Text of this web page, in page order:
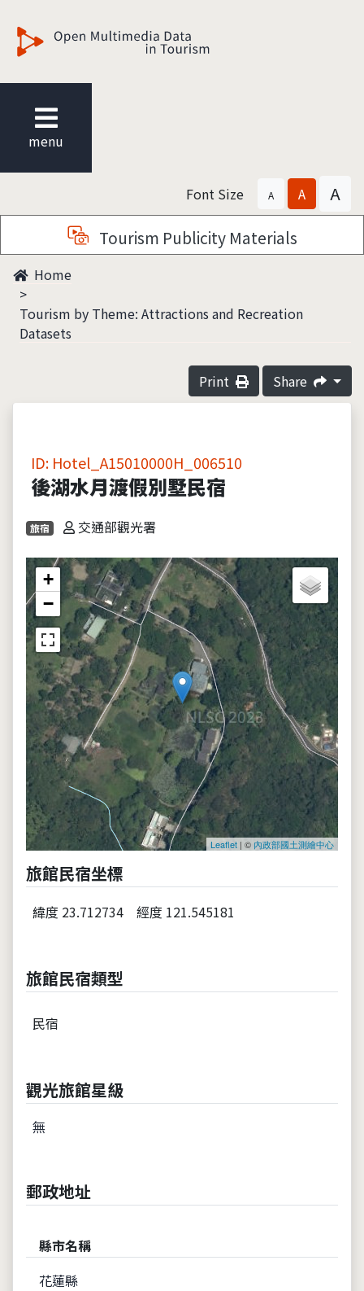
menu
Font Size A A A
Tourism Publicity Materials
Home
Tourism by Theme: Attractions and Recreation
Datasets
Print Share
ID: Hotel_A15010000H_006510
後湖水月渡假別墅民宿
旅宿 交通部觀光署
+
−
Leaflet | © 內政部國土測繪中心
旅館民宿坐標
緯度 23.712734 經度 121.545181
旅館民宿類型
民宿
觀光旅館星級
無
郵政地址
縣市名稱
花蓮縣